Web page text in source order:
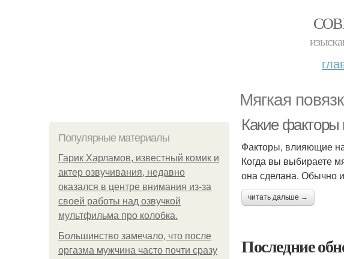
Мягкая
Популярные материалы
Гарик Харламов, известный комик и
актер озвучивания, недавно
оказался в центре внимания из-за
своей работы над озвучкой
мультфильма про колобка.
Большинство замечало, что после
оргазма мужчина часто почти сразу
Какие факторы
Факторы, влияющие
Когда вы выбираете
она сделана. Обычно
читать дальше →
Последние